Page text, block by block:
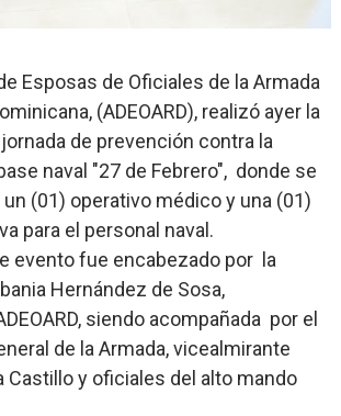
para recuperar fuerza gremial
este domingo su nueva cúpula
del Colegio de Notarios hace
Primer Festival de Plantas 2026
Liderazgo y Transformación Social al
Esposas de Oficiales de la Armada
(ADEOARD), realizó ayer la
de prevención contra la
naval "27 de Febrero", donde se
un (01) operativo médico y una (01)
para el personal naval.
evento fue encabezado por la
Hernández de Sosa,
siendo acompañada por el
de la Armada, vicealmirante
Castillo y oficiales del alto mando